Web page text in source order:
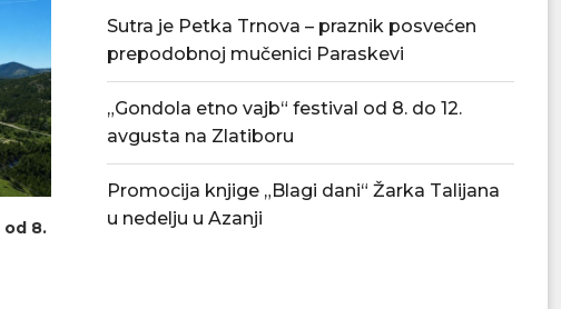
od 8.
Tradicionalna Azanjska pogačijada
Sutra je Petka Trnova – praznik posvećen
prepodobnoj mučenici Paraskevi
„Gondola etno vajb“ festival od 8. do 12.
avgusta na Zlatiboru
Promocija knjige „Blagi dani“ Žarka Talijana
u nedelju u Azanji